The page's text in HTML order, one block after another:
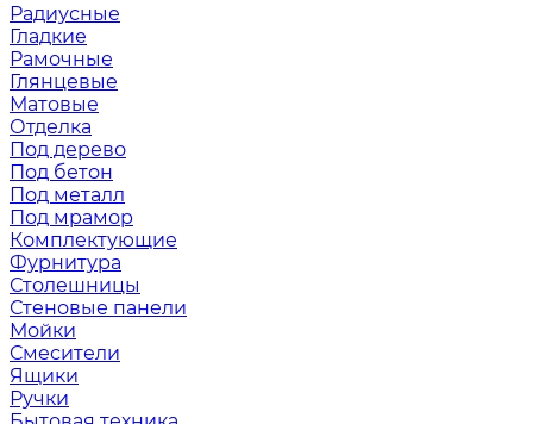
Радиусные
Гладкие
Рамочные
Глянцевые
Матовые
Отделка
Под дерево
Под бетон
Под металл
Под мрамор
Комплектующие
Фурнитура
Столешницы
Стеновые панели
Мойки
Смесители
Ящики
Ручки